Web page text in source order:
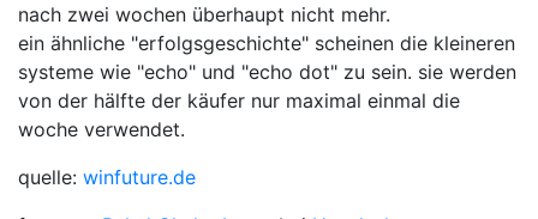
nach zwei wochen überhaupt nicht mehr.
ein ähnliche "erfolgsgeschichte" scheinen die kleineren
systeme wie "echo" und "echo dot" zu sein. sie werden
von der hälfte der käufer nur maximal einmal die
woche verwendet.
quelle: winfuture.de